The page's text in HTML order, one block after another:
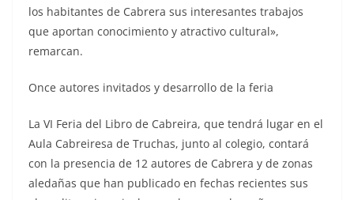
los habitantes de Cabrera sus interesantes trabajos
que aportan conocimiento y atractivo cultural»,
remarcan.
Once autores invitados y desarrollo de la feria
La VI Feria del Libro de Cabreira, que tendrá lugar en el
Aula Cabreiresa de Truchas, junto al colegio, contará
con la presencia de 12 autores de Cabrera y de zonas
aledañas que han publicado en fechas recientes sus